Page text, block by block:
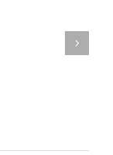
begeistert
Publikum